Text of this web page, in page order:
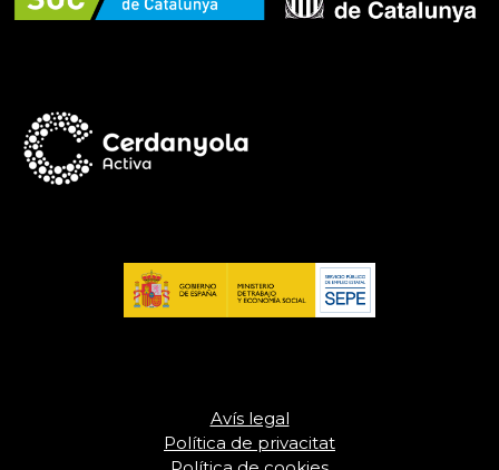
Avís legal
Política de privacitat